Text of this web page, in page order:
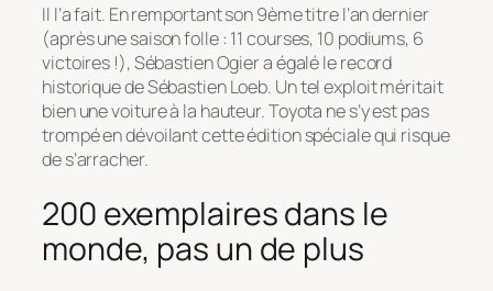
Il l’a fait. En remportant son 9ème titre l’an dernier
(après une saison folle : 11 courses, 10 podiums, 6
victoires !), Sébastien Ogier a égalé le record
historique de Sébastien Loeb. Un tel exploit méritait
bien une voiture à la hauteur. Toyota ne s’y est pas
trompé en dévoilant cette édition spéciale qui risque
de s’arracher.
200 exemplaires dans le
monde, pas un de plus